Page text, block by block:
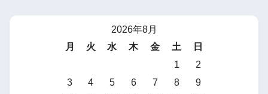
2026年8月
月
火 水 木 金 土
日
1
2
3
4 5 6 7 8
9